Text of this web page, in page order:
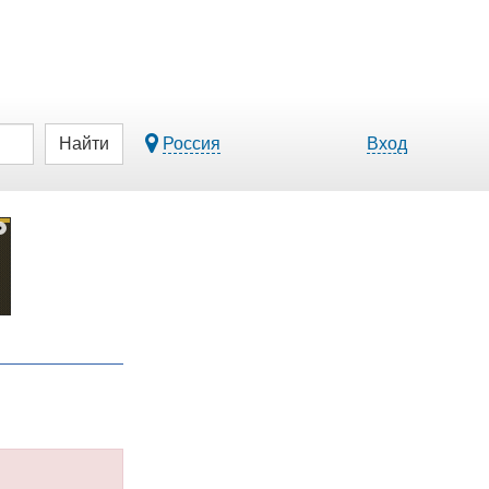
Найти Россия Вход